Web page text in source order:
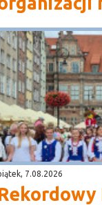
7.08.2026